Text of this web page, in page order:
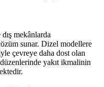
mekânlarda
sunar. Dizel modellere
çevreye daha dost olan
yakıt ikmalinin